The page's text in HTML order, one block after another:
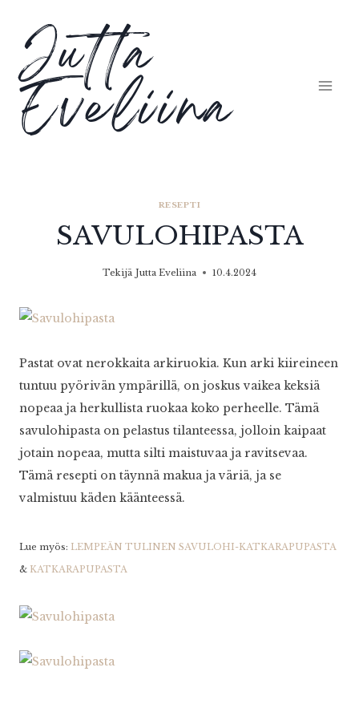
sisältöön
Jutta
Eveliina
RESEPTI
SAVULOHIPASTA
Tekijä Jutta Eveliina 10.4.2024
Pastat ovat nerokkaita arkiruokia. Kun arki kiireineen
tuntuu pyörivän ympärillä, on joskus vaikea keksiä
nopeaa ja herkullista ruokaa koko perheelle. Tämä
savulohipasta on pelastus tilanteessa, jolloin kaipaat
jotain nopeaa, mutta silti maistuvaa ja ravitsevaa.
Tämä resepti on täynnä makua ja väriä, ja se
valmistuu käden käänteessä.
Lue myös: LEMPEÄN TULINEN SAVULOHI-KATKARAPUPASTA
& KATKARAPUPASTA